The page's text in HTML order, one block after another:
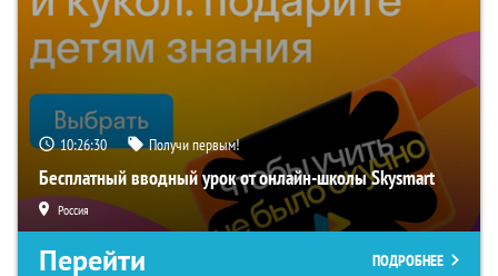
10:26:29 Получи первым!
Бесплатный вводный урок от онлайн-школы Skysmart
Россия
Перейти ПОДРОБНЕЕ